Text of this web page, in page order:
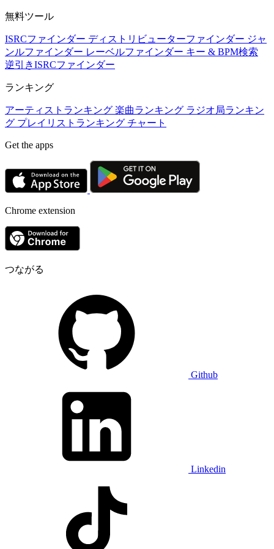
無料ツール
ISRCファインダー ディストリビューターファインダー ジャ
ンルファインダー レーベルファインダー キー & BPM検索
逆引きISRCファインダー
ランキング
アーティストランキング 楽曲ランキング ラジオ局ランキン
グ プレイリストランキング チャート
Get the apps
Chrome extension
つながる
Github
Linkedin